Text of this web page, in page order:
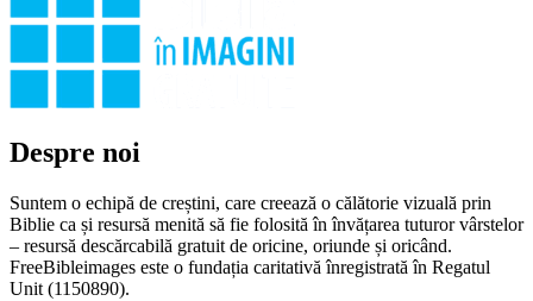
Despre noi
Suntem o echipă de creștini, care creează o călătorie vizuală prin
Biblie ca și resursă menită să fie folosită în învățarea tuturor vârstelor
– resursă descărcabilă gratuit de oricine, oriunde și oricând.
FreeBibleimages este o fundația caritativă înregistrată în Regatul
Unit (1150890).